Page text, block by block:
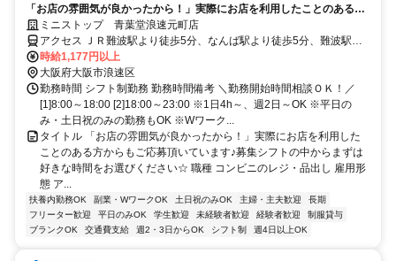
「お店の雰囲気が良かったから！」実際にお店を利用したことのある方
からもご応募頂いています♪募集シフトの中からまずは好きな時間をお選
びください☆
ミニストップ 青葉堂浪速元町店
アクセス ＪＲ難波駅より徒歩5分、なんば駅より徒歩5分、難波駅よ
り徒歩7分 ★その他のアクセス可能駅/大阪難波駅、大国町駅 ★四つ
橋筋、元町2交差点そば、浪速公園近く(セブンイレブン近く)
時給1,177円以上
大阪府大阪市浪速区
勤務時間 シフト制勤務 勤務時間備考 ＼勤務開始時間相談ＯＫ！／
[1]8:00～18:00 [2]18:00～23:00 ※1日4h～、週2日～OK ※平日の
み・土日祝のみの勤務もOK ※Wワーク...
タイトル 「お店の雰囲気が良かったから！」実際にお店を利用した
ことのある方からもご応募頂いています♪募集シフトの中からまずは
好きな時間をお選びください☆ 職種 コンビニのレジ・品出し 雇用形
態 ア...
扶養内勤務OK 副業・WワークOK 土日祝のみOK 主婦・主夫歓迎
長期
フリーター歓迎
平日のみOK 学生歓迎 未経験者歓迎 経験者歓迎
制服貸与
ブランクOK
交通費支給 週2・3日からOK シフト制 週4日以上OK